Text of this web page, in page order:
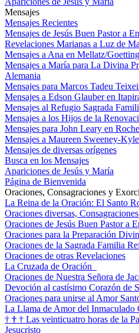
Mensajes
Mensajes Recientes
Mensajes de Jesús Buen Pastor a
Revelaciones Marianas a Luz de
Mensajes a Ana en Mellatz/
Mensajes a María para La Divina
Alemania
Mensajes para Marcos Tadeu
Mensajes a Edson Glauber en
Mensajes al Refugio Sagrada
Mensajes a los Hijos de la
Mensajes para John Leary en
Mensajes a Maureen Sweeney-
Mensajes de diversas orígenes
Busca en los Mensajes
Apariciones de Jesús y María
Página de Bienvenida
Oraciones, Consagraciones y
La Reina de la Oración: El Santo
Oraciones diversas,
Oraciones de Jesús Buen Pastor a
Oraciones para la Preparación
Oraciones de la Sagrada Familia
Oraciones de otras Revelaciones
La Cruzada de Oración
Oraciones de Nuestra Señora de
Devoción al castísimo Corazón de
Oraciones para unirse al Amor
La Llama de Amor del Inmaculado
† † † Las veinticuatro horas de la
Jesucristo